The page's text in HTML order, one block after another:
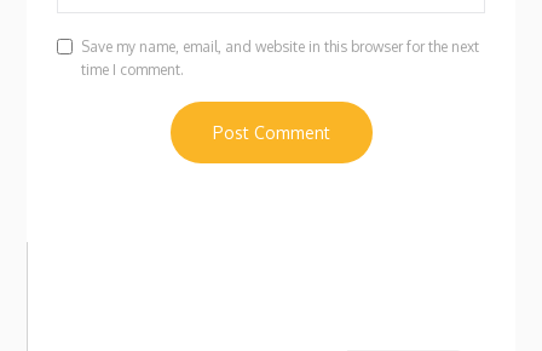
Save my name, email, and website in this browser for the next
time I comment.